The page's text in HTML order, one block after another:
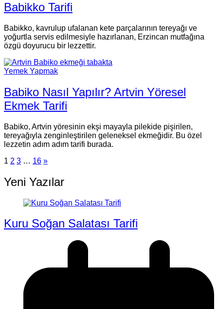
Babikko Tarifi
Babikko, kavrulup ufalanan kete parçalarının tereyağı ve
yoğurtla servis edilmesiyle hazırlanan, Erzincan mutfağına
özgü doyurucu bir lezzettir.
Yemek Yapmak
Babiko Nasıl Yapılır? Artvin Yöresel
Ekmek Tarifi
Babiko, Artvin yöresinin ekşi mayayla pilekide pişirilen,
tereyağıyla zenginleştirilen geleneksel ekmeğidir. Bu özel
lezzetin adım adım tarifi burada.
1 2 3 … 16 »
Yeni Yazılar
Kuru Soğan Salatası Tarifi